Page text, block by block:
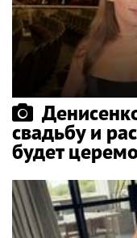
свадьбу и
будет